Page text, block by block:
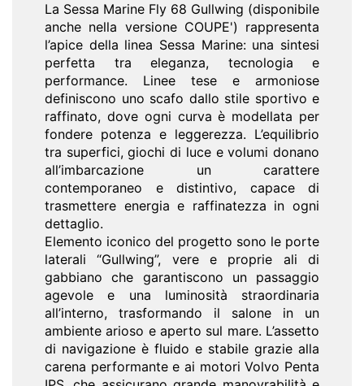
La Sessa Marine Fly 68 Gullwing (disponibile
anche nella versione COUPE') rappresenta
l’apice della linea Sessa Marine: una sintesi
perfetta tra eleganza, tecnologia e
performance. Linee tese e armoniose
definiscono uno scafo dallo stile sportivo e
raffinato, dove ogni curva è modellata per
fondere potenza e leggerezza. L’equilibrio
tra superfici, giochi di luce e volumi donano
all’imbarcazione un carattere
contemporaneo e distintivo, capace di
trasmettere energia e raffinatezza in ogni
dettaglio.
Elemento iconico del progetto sono le porte
laterali “Gullwing”, vere e proprie ali di
gabbiano che garantiscono un passaggio
agevole e una luminosità straordinaria
all’interno, trasformando il salone in un
ambiente arioso e aperto sul mare. L’assetto
di navigazione è fluido e stabile grazie alla
carena performante e ai motori Volvo Penta